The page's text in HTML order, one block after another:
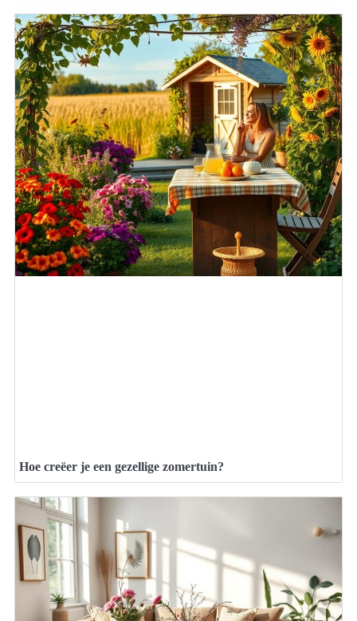
Hoe creëer je een gezellige zomertuin?